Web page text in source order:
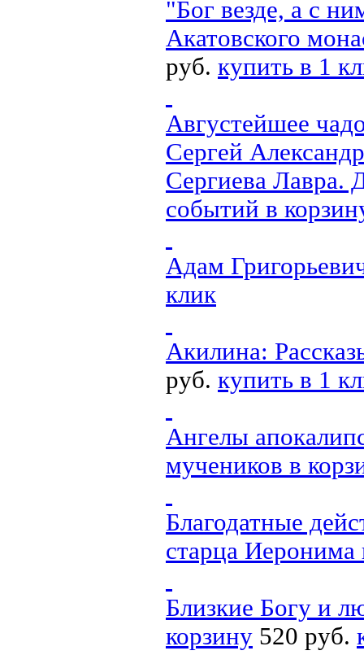
"Бог везде, а с
Акатовского
руб. купить в 1
Августейшее
Сергей
Сергиева Лавра.
событий в
Адам
клик
Акилина:
руб. купить в 1
Ангелы
мучеников в
Благодатные
старца Иеронима
Близкие Богу и
корзину 520 руб.